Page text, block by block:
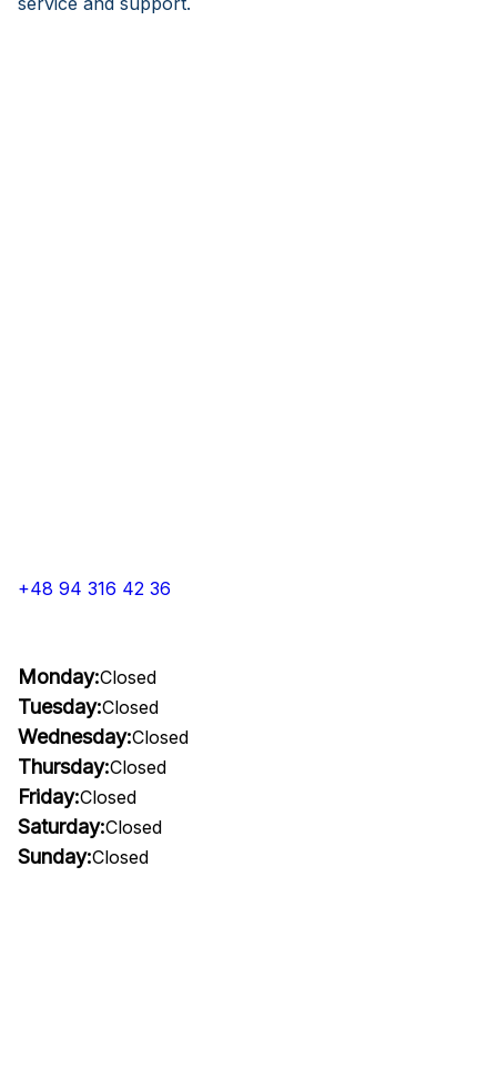
+48 94 316 42 36
Monday:Closed
Tuesday:Closed
Wednesday:Closed
Thursday:Closed
Friday:Closed
Saturday:Closed
Sunday:Closed